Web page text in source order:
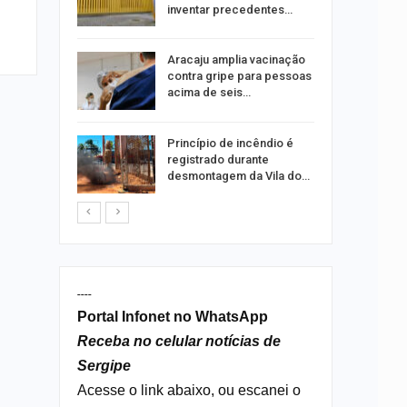
inventar precedentes…
Aracaju amplia vacinação
contra gripe para pessoas
acima de seis…
Princípio de incêndio é
registrado durante
desmontagem da Vila do…
----
Portal Infonet no WhatsApp
Receba no celular notícias de
Sergipe
Acesse o link abaixo, ou escanei o